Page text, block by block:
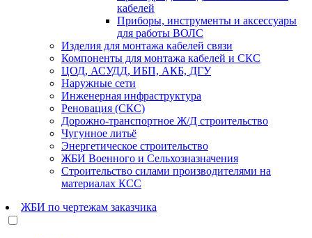
кабелей
Приборы, инструменты и аксессуары
для работы ВОЛС
Изделия для монтажа кабелей связи
Компоненты для монтажа кабелей и СКС
ЦОД, АСУДД, ИБП, АКБ, ДГУ
Наружные сети
Инженерная инфраструктура
Реновация (СКС)
Дорожно-транспортное Ж/Д строительство
Чугунное литьё
Энергетическое строительство
ЖБИ Военного и Сельхозназначения
Строительство силами производителями на
материалах КСС
ЖБИ по чертежам заказчика